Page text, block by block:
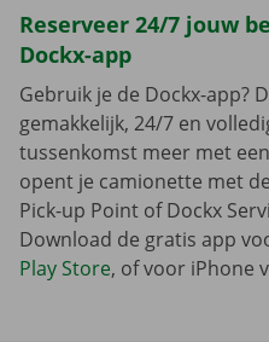
Reserveer 24/7 jouw
Dockx-app
Gebruik je de Dockx-app?
gemakkelijk, 24/7 en
tussenkomst meer met
opent je camionette met
Pick-up Point of Dockx
Download de gratis app
Play Store, of voor iPhone